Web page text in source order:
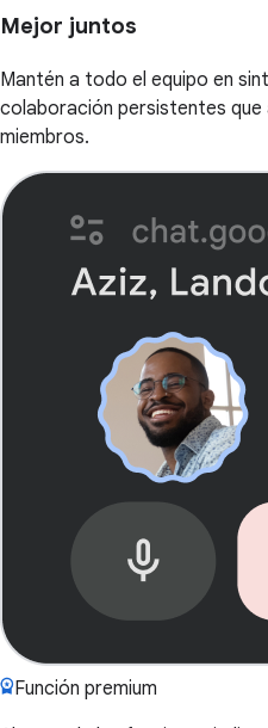
Mejor juntos
Mantén a todo el equipo en
colaboración persistentes
miembros.
Función premium